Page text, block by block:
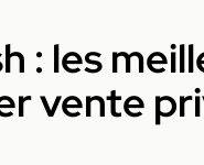
: les
vente